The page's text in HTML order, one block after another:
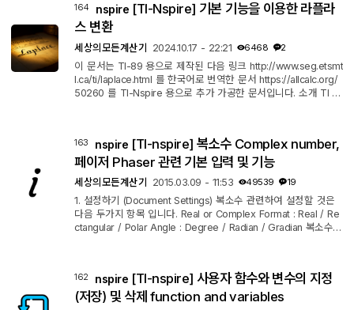
에는 큰 문제가 되지 않으나, 미지수를 포함한 식인 경우에는 경
우에 따라 아래처럼 문제가 될 수도 있습니다. 강제적인 유리화 또
164 nspire [TI-Nspire] 기본 기능을 이용한 라플라
스 변환
세상의모든계산기 2024.10.17 - 22:21 6468 2
이 문서는 TI-89 용으로 제작된 다음 링크 http://www.seg.etsmt
l.ca/ti/laplace.html 를 한국어로 번역한 문서 https://allcalc.org/
50260 를 TI-Nspire 용으로 추가 가공한 문서입니다. 소개 TI 계
alc.org/5003 입니다. 여기서 우리가 제안하는 것은, "TI의 기본
함수만을 사용하여도 충분히 잘 해낼 수 있다는 것을 보여주는
163 nspire [TI-nspire] 복소수 Complex number,
페이저 Phaser 관련 기본 입력 및 기능
세상의모든계산기 2015.03.09 - 11:53 49539 19
1. 설정하기 (Document Settings) 복소수 관련하여 설정할 것은
다음 두가지 항목 입니다. Real or Complex Format : Real / Re
ctangular / Polar Angle : Degree / Radian / Gradian 복소수를
은 디그리 / 라디안 중 주로 사용하는 것으로 결정하시면 됩니다
만... 가급적이면 라디안으로 두는 것이 좋습니다. 아래 스샷처럼
162 nspire [TI-nspire] 사용자 함수와 변수의 지정
(저장) 및 삭제 function and variables